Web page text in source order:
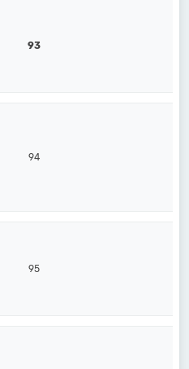
93
94
95